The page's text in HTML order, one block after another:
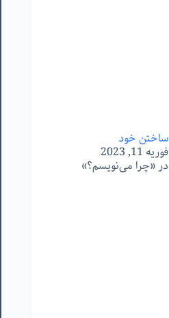
ساختن خود
فوریه 11, 2023
در «چرا می‌نویسم؟»